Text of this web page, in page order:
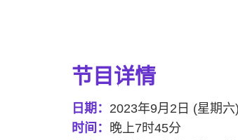
节目 详情
日期： 2023年9月2日 (星期六)
时间： 晚上7时45分